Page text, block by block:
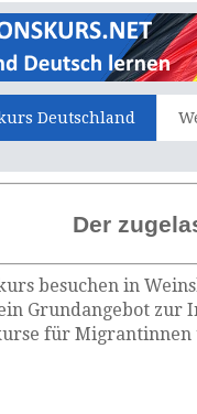
Deutschland
Der
besuchen in
Grundangebot zur
für